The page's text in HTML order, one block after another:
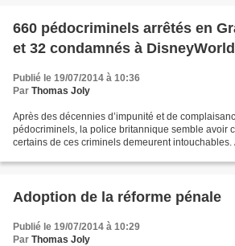
660 pédocriminels arrêtés en
et 32 condamnés à DisneyWorld
Publié le 19/07/2014 à 10:36
Par Thomas Joly
Après des décennies d’impunité et de
pédocriminels, la police britannique semble avoir
certains de ces criminels demeurent intouchables.
Adoption de la réforme pénale
Publié le 19/07/2014 à 10:29
Par Thomas Joly